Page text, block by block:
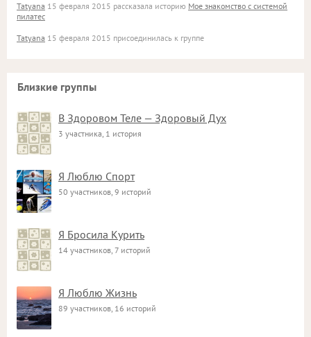
Tatyana 15 февраля 2015 рассказала историю Мое знакомство с системой
пилатес
Tatyana 15 февраля 2015 присоединилась к группе
Близкие группы
В Здоровом Теле — Здоровый Дух
3 участника, 1 история
Я Люблю Спорт
50 участников, 9 историй
Я Бросила Курить
14 участников, 7 историй
Я Люблю Жизнь
89 участников, 16 историй